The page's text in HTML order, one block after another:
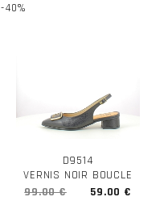
-40%
D9514
VERNIS NOIR BOUCLE
99.00 €
59.00 €